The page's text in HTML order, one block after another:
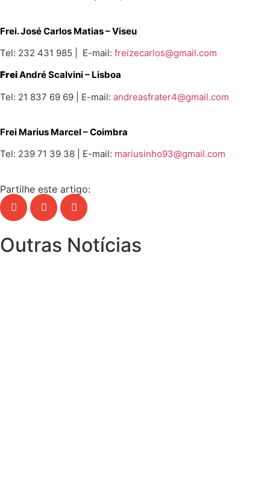
Frei. José Carlos Matias – Viseu
Tel: 232 431 985 | E-mail: freizecarlos@gmail.com
FreiAndré Scalvini – Lisboa
Tel: 21 837 69 69 | E-mail: andreasfrater4@gmail.com
Frei Marius Marcel– Coimbra
Tel: 239 71 39 38 | E-mail: mariusinho93@gmail.com
Partilhe este artigo:
Outras Notícias